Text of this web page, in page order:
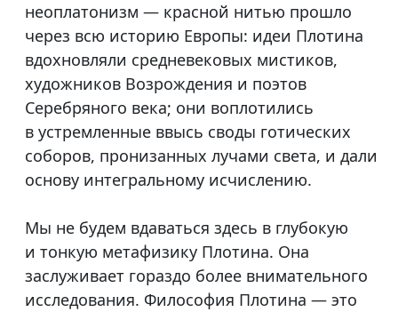
неоплатонизм — красной нитью прошло
через всю историю Европы: идеи Плотина
вдохновляли средневековых мистиков,
художников Возрождения и поэтов
Серебряного века; они воплотились
в устремленные ввысь своды готических
соборов, пронизанных лучами света, и дали
основу интегральному исчислению.
Мы не будем вдаваться здесь в глубокую
и тонкую метафизику Плотина. Она
заслуживает гораздо более внимательного
исследования. Философия Плотина — это